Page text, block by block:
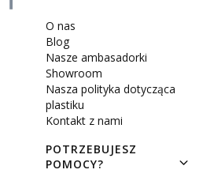
O nas
Blog
Nasze ambasadorki
Showroom
Nasza polityka dotycząca
plastiku
Kontakt z nami
POTRZEBUJESZ
POMOCY?